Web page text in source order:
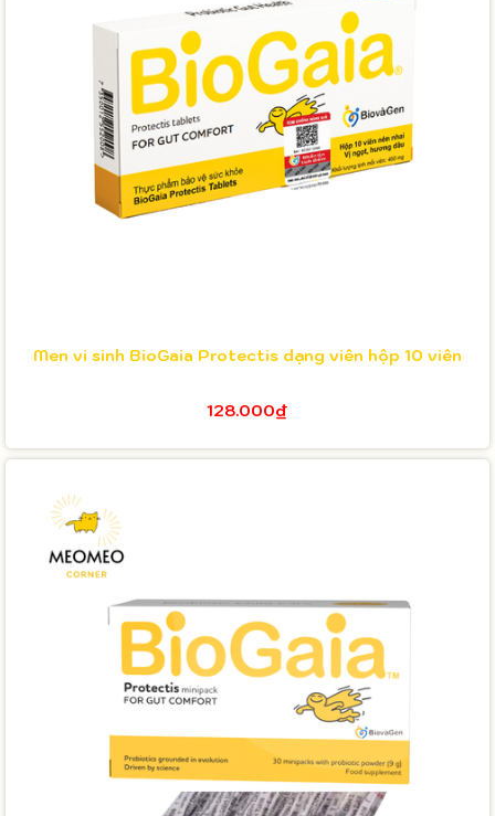
Men vi sinh BioGaia Protectis dạng viên hộp 10 viên
128.000₫